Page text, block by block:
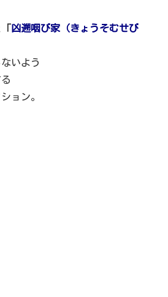
「凶遡咽び家（きょうそむせび
いよう
ョン。